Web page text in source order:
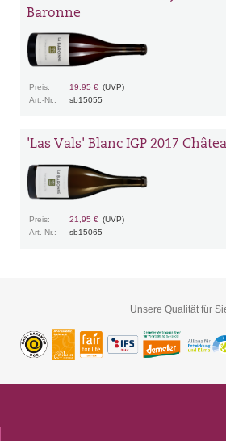
Baronne
Preis: 19,95 € (UVP)
Art.-Nr.:
sb15055
'Las Vals' Blanc IGP 2017
Preis: 21,95 € (UVP)
Art.-Nr.:
sb15065
Unsere Qualität für